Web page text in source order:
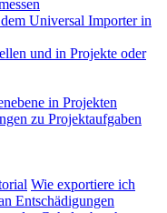
Universal Importer in
und in Projekte oder
in Projekten
zu Projektaufgaben
Wie exportiere ich
Entschädigungen